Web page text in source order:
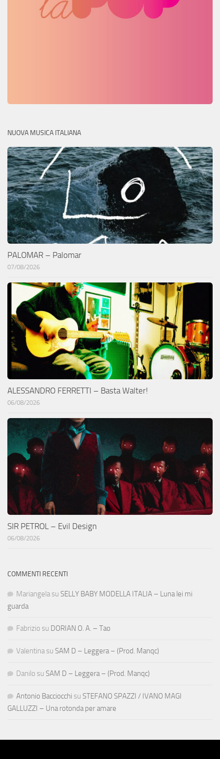
NUOVA MUSICA ITALIANA
PALOMAR – Palomar
07/08/2026
ALESSANDRO FERRETTI – Basta Walter!
06/08/2026
SIR PETROL – Evil Design
06/08/2026
COMMENTI RECENTI
Mariangela su SELLY BABY MODELLA ITALIA – Luna lei mi
guarda
Fabrizio su DORIAN O. A. – Tao
Valentina su SAM D – Leggera – (Prod. Manqc)
Danilo su SAM D – Leggera – (Prod. Manqc)
Antonio Bacciocchi su STEFANO SPAZZI / IVANO MAGI
GALLUZZI – Una rotonda per amare